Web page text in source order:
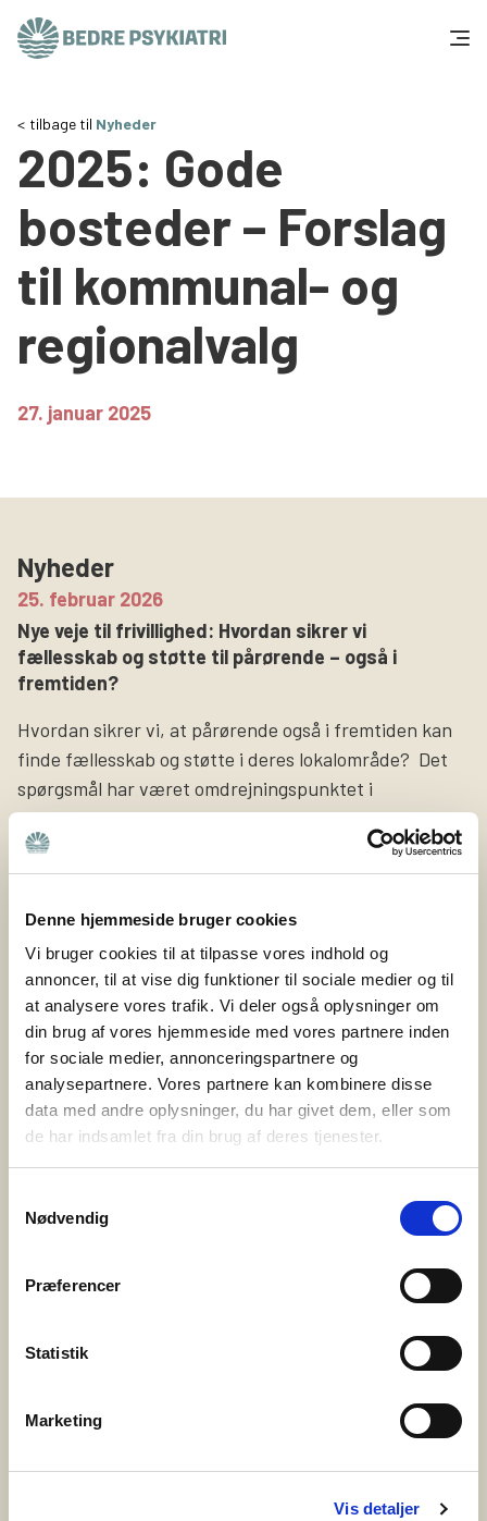
Denne hjemmeside bruger cookies
Vi bruger cookies til at tilpasse vores indhold og
annoncer, til at vise dig funktioner til sociale medier og til
at analysere vores trafik. Vi deler også oplysninger om
din brug af vores hjemmeside med vores partnere inden
for sociale medier, annonceringspartnere og
analysepartnere. Vores partnere kan kombinere disse
data med andre oplysninger, du har givet dem, eller som
de har indsamlet fra din brug af deres tjenester.
Nødvendig
Præferencer
Statistik
Marketing
Vis detaljer
Tal og fakta
Om os
Vær med
Presse og politik
Støt os
tilbage til Nyheder
2025: Gode
bosteder – Forslag
til kommunal- og
regionalvalg
27. januar 2025
Nyheder
25. februar 2026
Nye veje til frivillighed: Hvordan sikrer vi
fællesskab og støtte til pårørende – også i
fremtiden?
Hvordan sikrer vi, at pårørende også i fremtiden kan
finde fællesskab og støtte i deres lokalområde? Det
spørgsmål har været omdrejningspunktet i
projektet Nye veje til frivillighed, som Bedre Psykiatri
netop har afsluttet sammen med Nyreforeningen og
Høreforeningen med støtte fra Nordea-fonden. Bedre
lokale fællesskaber. Det er de ca. 400 frivillige i Bedre
Psykiatri, […]
3. juni 2025
PårørendeKurset gør en forskel
Bedre Psykiatri har i samarbejde med Syddansk
Universitet og Center for Pårørendeinddragelse
gennemført en omfattende evaluering af
styrker pårørendes trivsel, handlekraft og følelse af
redskaber til hverdagen med et nærtstående
udviklingsforstyrrelse. Hvad er PårørendeKurset?
20. maj 2025
Vi leder netop nu efter en person, som er